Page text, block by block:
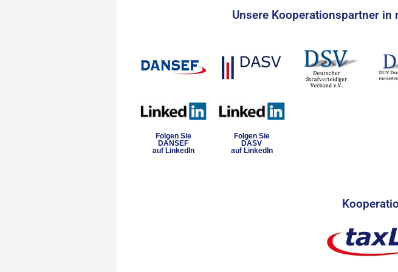
Unsere Kooperationspartner
Folgen Sie
DANSEF
auf LinkedIn
Folgen Sie
DASV
auf LinkedIn